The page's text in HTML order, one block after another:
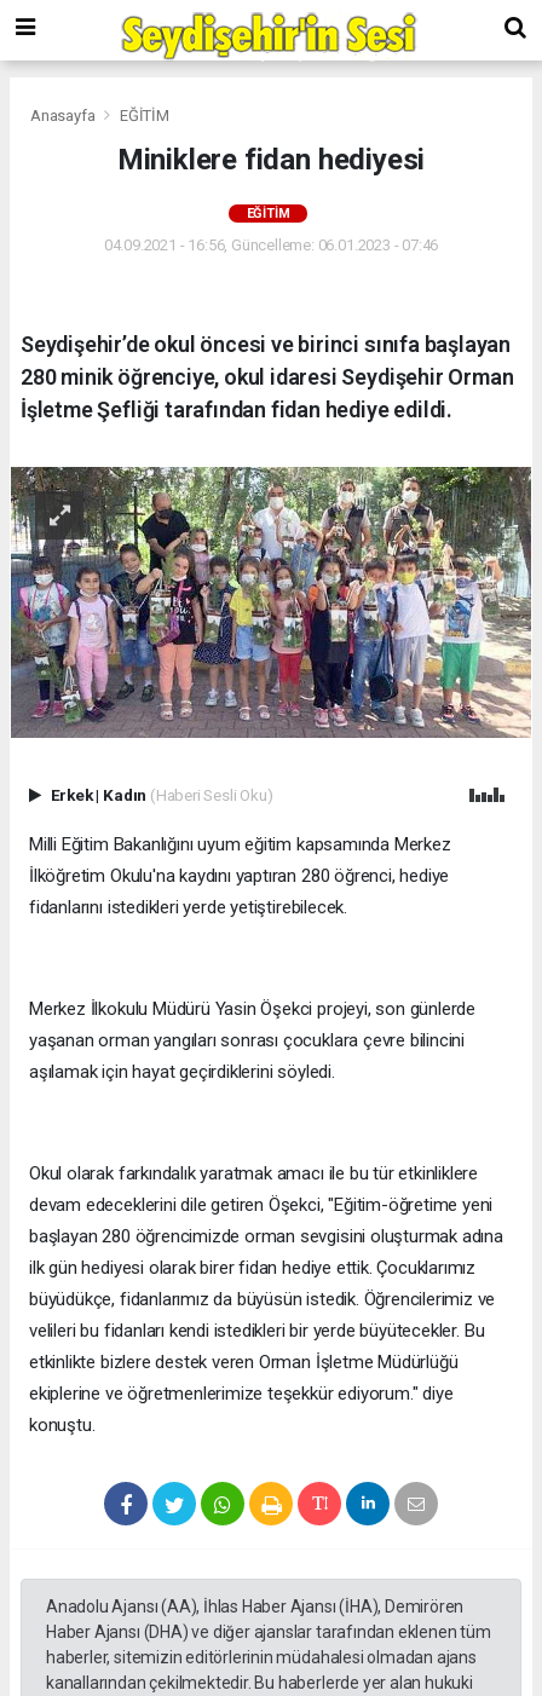
Anasayfa EĞİTİM
Miniklere fidan hediyesi
EĞİTİM
04.09.2021 - 16:56, Güncelleme: 06.01.2023 - 07:46
Seydişehir’de okul öncesi ve birinci sınıfa başlayan
280 minik öğrenciye, okul idaresi Seydişehir Orman
İşletme Şefliği tarafından fidan hediye edildi.
Erkek| Kadın (Haberi Sesli Oku)
Milli Eğitim Bakanlığını uyum eğitim kapsamında Merkez
İlköğretim Okulu'na kaydını yaptıran 280 öğrenci, hediye
fidanlarını istedikleri yerde yetiştirebilecek.
Merkez İlkokulu Müdürü Yasin Öşekci projeyi, son günlerde
yaşanan orman yangıları sonrası çocuklara çevre bilincini
aşılamak için hayat geçirdiklerini söyledi.
Okul olarak farkındalık yaratmak amacı ile bu tür etkinliklere
devam edeceklerini dile getiren Öşekci, "Eğitim-öğretime yeni
başlayan 280 öğrencimizde orman sevgisini oluşturmak adına
ilk gün hediyesi olarak birer fidan hediye ettik. Çocuklarımız
büyüdükçe, fidanlarımız da büyüsün istedik. Öğrencilerimiz ve
velileri bu fidanları kendi istedikleri bir yerde büyütecekler. Bu
etkinlikte bizlere destek veren Orman İşletme Müdürlüğü
ekiplerine ve öğretmenlerimize teşekkür ediyorum." diye
konuştu.
Anadolu Ajansı (AA), İhlas Haber Ajansı (İHA), Demirören
Haber Ajansı (DHA) ve diğer ajanslar tarafından eklenen tüm
haberler, sitemizin editörlerinin müdahalesi olmadan ajans
kanallarından çekilmektedir. Bu haberlerde yer alan hukuki